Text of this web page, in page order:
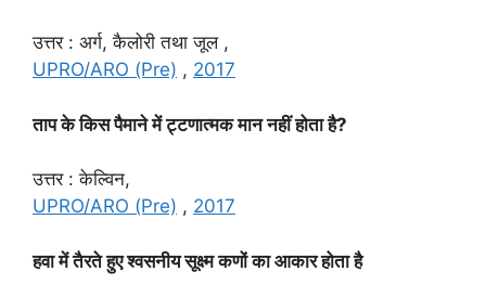
उत्तर : अर्ग, कैलोरी तथा जूल ,
UPRO/ARO (Pre) , 2017
ताप के किस पैमाने में ट्टणात्मक मान नहीं होता है?
उत्तर : केल्विन,
UPRO/ARO (Pre) , 2017
हवा में तैरते हुए श्वसनीय सूक्ष्म कणों का आकार होता है